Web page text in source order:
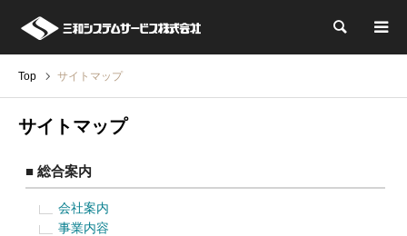
検索
Top サイトマップ
サイトマップ
■ 総合案内
会社案内
事業内容